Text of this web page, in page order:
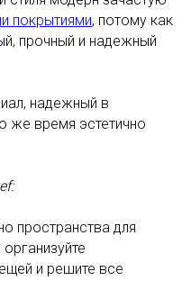
покрытиями, потому как
прочный и надежный
надежный в
же время эстетично
пространства для
и решите все